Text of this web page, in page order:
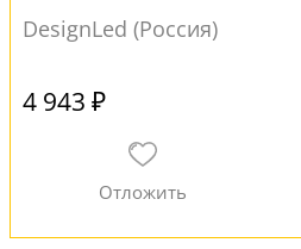
DesignLed (Россия)
4 943 ₽